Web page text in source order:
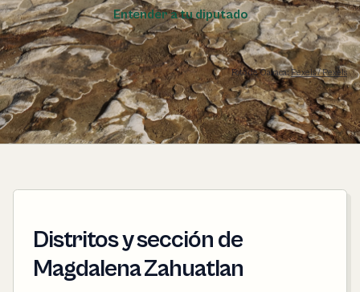
Entender a tu diputado
Foto de Oaxaca:Pexels / Pexels
Distritos y sección de
Magdalena Zahuatlan